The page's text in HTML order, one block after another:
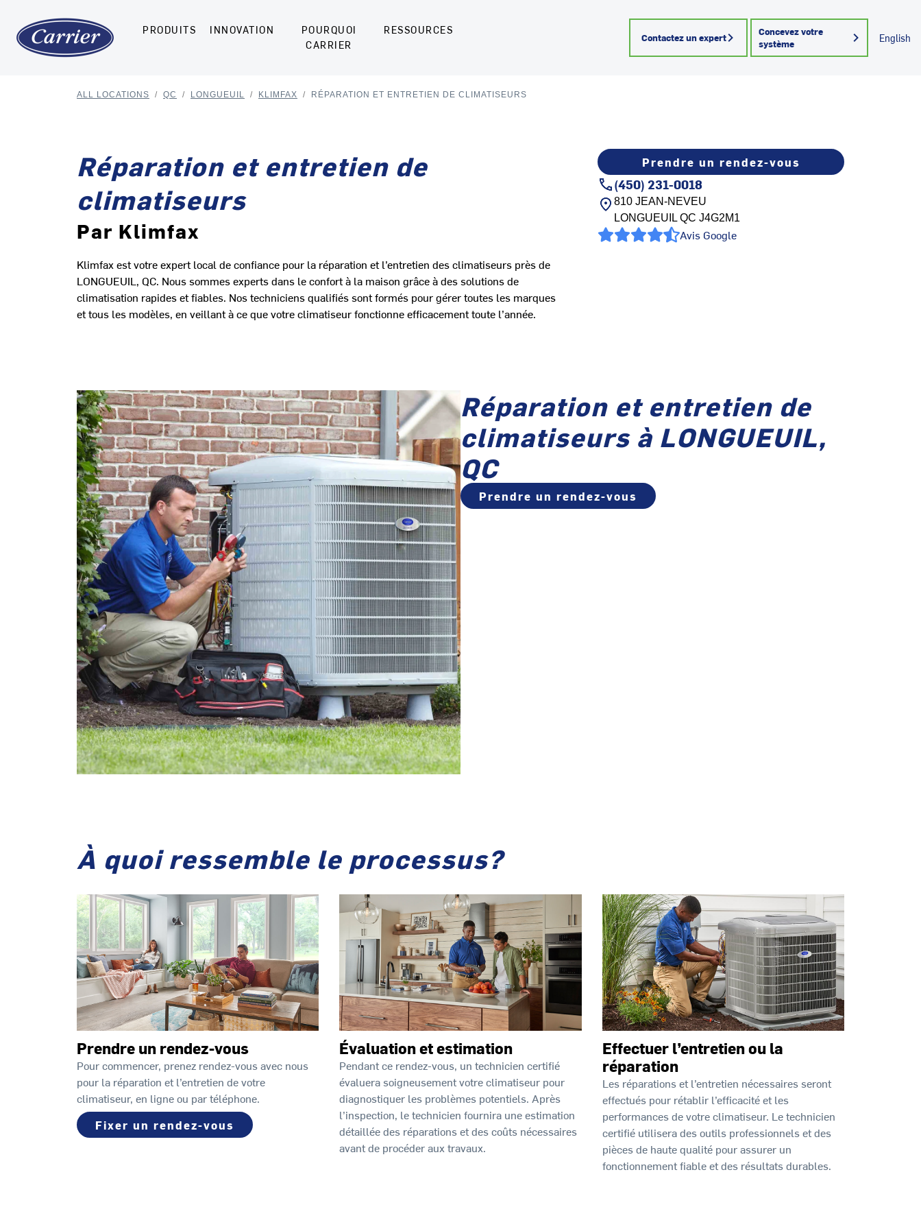
PRODUITS INNOVATION
POURQUOI
CARRIER
RESSOURCES
Contactez un expert
Concevez votre
système
English
ALL LOCATIONS / QC / LONGUEUIL / KLIMFAX / RÉPARATION ET ENTRETIEN DE CLIMATISEURS
Réparation et entretien de
climatiseurs
Par Klimfax
Klimfax est votre expert local de confiance pour la réparation et l’entretien des climatiseurs près de
LONGUEUIL, QC. Nous sommes experts dans le confort à la maison grâce à des solutions de
climatisation rapides et fiables. Nos techniciens qualifiés sont formés pour gérer toutes les marques
et tous les modèles, en veillant à ce que votre climatiseur fonctionne efficacement toute l’année.
Prendre un rendez-vous
(450) 231-0018
810 JEAN-NEVEU
LONGUEUIL QC J4G2M1
Avis Google
Réparation et entretien de
climatiseurs à LONGUEUIL,
QC
Prendre un rendez-vous
À quoi ressemble le processus?
Prendre un rendez-vous
Pour commencer, prenez rendez-vous avec nous
pour la réparation et l’entretien de votre
climatiseur, en ligne ou par téléphone.
Fixer un rendez-vous
Évaluation et estimation
Pendant ce rendez-vous, un technicien certifié
évaluera soigneusement votre climatiseur pour
diagnostiquer les problèmes potentiels. Après
l’inspection, le technicien fournira une estimation
détaillée des réparations et des coûts nécessaires
avant de procéder aux travaux.
Effectuer l’entretien ou la
réparation
Les réparations et l’entretien nécessaires seront
effectués pour rétablir l’efficacité et les
performances de votre climatiseur. Le technicien
certifié utilisera des outils professionnels et des
pièces de haute qualité pour assurer un
fonctionnement fiable et des résultats durables.